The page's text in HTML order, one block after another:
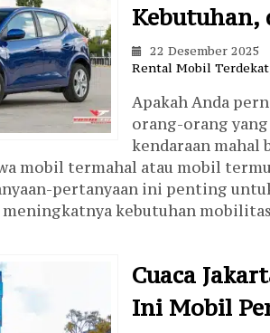
Kebutuhan,
22 Desember 2025
Rental Mobil Terdekat
Apakah Anda
orang-orang
kendaraan mahal
mobil termahal atau mobil
pertanyaan ini penting
kebutuhan
Cuaca
Ini Mobil